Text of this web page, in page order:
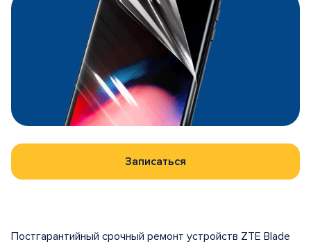
Записаться
Постгарантийный срочный ремонт устройств ZTE Blade